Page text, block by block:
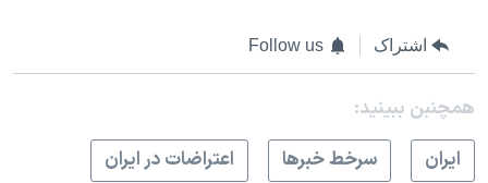
اشتراک Follow us
همچنبن ببینید:
ايران
سرخط خبرها
اعتراضات در ایران